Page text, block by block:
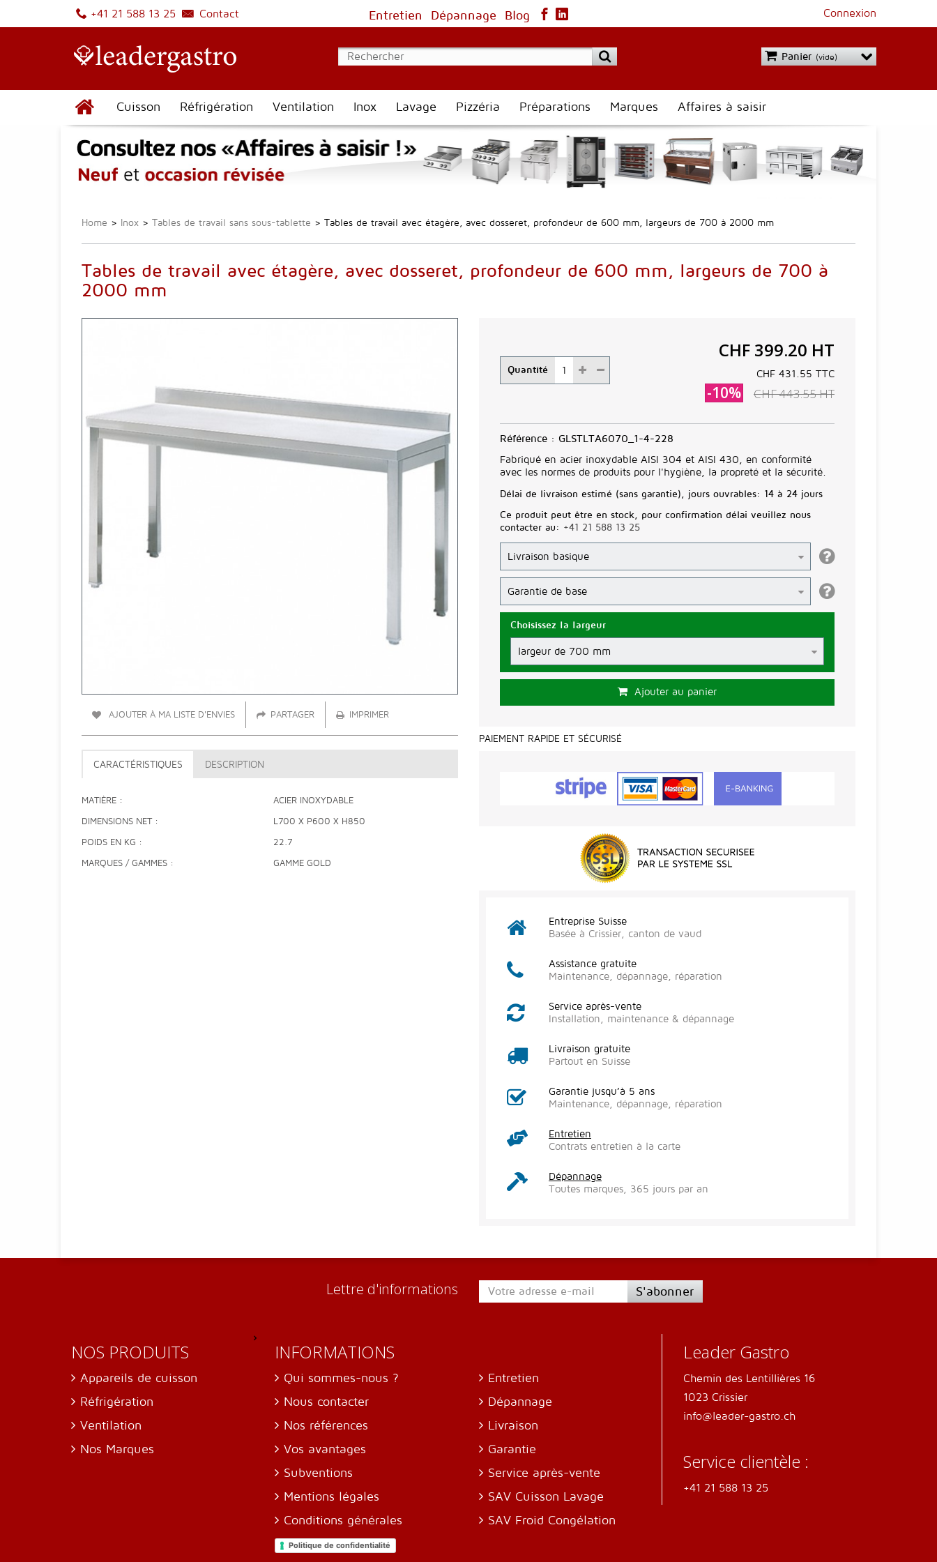
+41 21 588 13 25 Contact Connexion
Entretien Dépannage Blog
Panier (vide)
Cuisson Réfrigération Ventilation Inox Lavage Pizzéria Préparations Marques Affaires à saisir
Home > Inox > Tables de travail sans sous-tablette > Tables de travail avec étagère, avec dosseret, profondeur de 600 mm, largeurs de 700 à 2000 mm
Tables de travail avec étagère, avec dosseret, profondeur de 600 mm, largeurs de 700 à
2000 mm
AJOUTER À MA LISTE D'ENVIES PARTAGER IMPRIMER
CARACTÉRISTIQUES DESCRIPTION
MATIÈRE ACIER INOXYDABLE
DIMENSIONS NET L700 X P600 X H850
POIDS EN KG 22.7
MARQUES / GAMMES GAMME GOLD
Quantité
CHF 399.20 HT
CHF 431.55 TTC
-10% CHF 443.55HT
Référence : GLSTLTA6070_1-4-228
Fabriqué en acier inoxydable AISI 304 et AISI 430, en conformité
avec les normes de produits pour l'hygiène, la propreté et la sécurité.
Délai de livraison estimé (sans garantie), jours ouvrables: 14 à 24 jours
Ce produit peut être en stock, pour confirmation délai veuillez nous
contacter au: +41 21 588 13 25
Choisissez la largeur
Ajouter au panier
PAIEMENT RAPIDE ET SÉCURISÉ
Entreprise Suisse
Basée à Crissier, canton de vaud
Assistance gratuite
Maintenance, dépannage, réparation
Service après-vente
Installation, maintenance & dépannage
Livraison gratuite
Partout en Suisse
Garantie jusqu’à 5 ans
Maintenance, dépannage, réparation
Entretien
Contrats entretien à la carte
Dépannage
Toutes marques, 365 jours par an
Lettre d'informations S'abonner
NOS PRODUITS
Appareils de cuisson
Réfrigération
Ventilation
Nos Marques
INFORMATIONS
Qui sommes-nous ?
Nous contacter
Nos références
Vos avantages
Subventions
Mentions légales
Conditions générales
Politique de confidentialité
Entretien
Dépannage
Livraison
Garantie
Service après-vente
SAV Cuisson Lavage
SAV Froid Congélation
Leader Gastro
Chemin des Lentillières 16
1023 Crissier
info@leader-gastro.ch
Service clientèle :
+41 21 588 13 25